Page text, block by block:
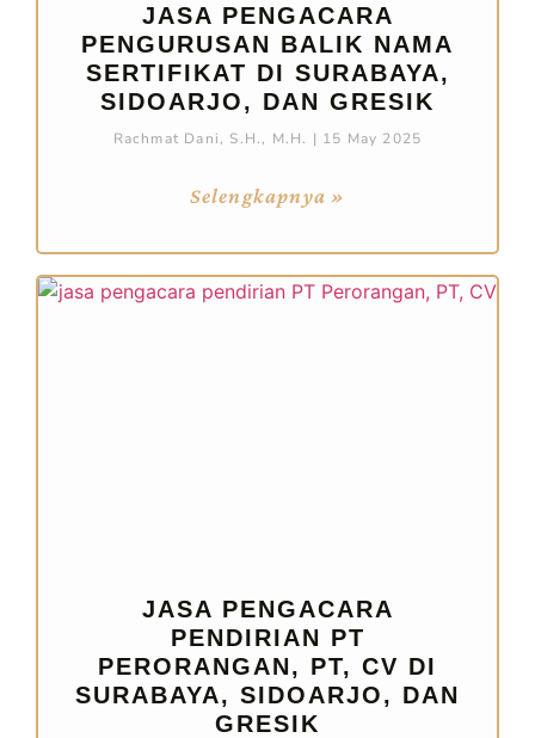
JASA PENGACARA
PENGURUSAN BALIK NAMA
SERTIFIKAT DI SURABAYA,
SIDOARJO, DAN GRESIK
Rachmat Dani, S.H., M.H. 15 May 2025
Selengkapnya »
JASA PENGACARA
PENDIRIAN PT
PERORANGAN, PT, CV DI
SURABAYA, SIDOARJO, DAN
GRESIK